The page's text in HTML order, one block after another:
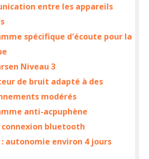
entre les appareils
spécifique d'écoute pour la
Niveau 3
de bruit adapté à des
modérés
anti-acpuphène
connexion bluetooth
: autonomie environ 4 jours